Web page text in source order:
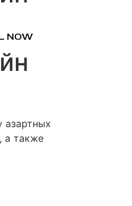
NOW
азартных
а также